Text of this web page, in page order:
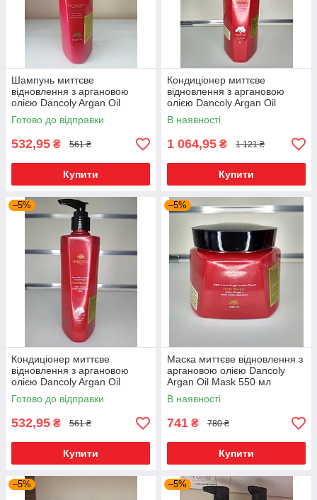
Шампунь миттєве
відновлення з аргановою
олією Dancoly Argan Oil
Shampoo 400мл
Готово до відправки
532,95 ₴ 561 ₴
Купити
Кондиціонер миттєве
відновлення з аргановою
олією Dancoly Argan Oil
Conditioner 800 мл
В наявності
1 064,95 ₴ 1 121 ₴
Купити
–5%
Кондиціонер миттєве
відновлення з аргановою
олією Dancoly Argan Oil
Conditioner 300 мл
Готово до відправки
532,95 ₴ 561 ₴
Купити
–5%
Маска миттєве відновлення з
аргановою олією Dancoly
Argan Oil Mask 550 мл
В наявності
741 ₴ 780 ₴
Купити
–5% –5%